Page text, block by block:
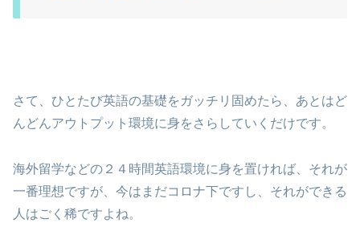
さて、ひとたび英語の基礎をガッチリ固めたら、あとはど
んどんアウトプット環境に身をさらしていくだけです。
海外留学などの２４時間英語環境に身を置ければ、それが
一番理想ですが、今はまだコロナ下ですし、それができる
人はごく稀ですよね。